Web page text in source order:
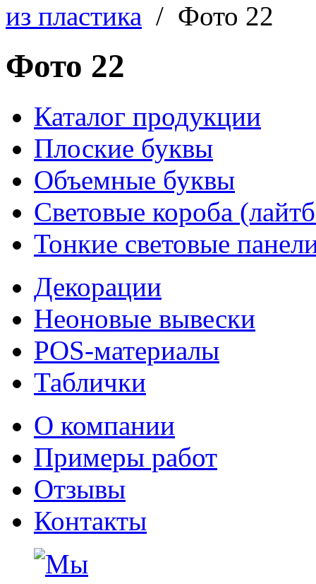
из пластика / Фото 22
Фото 22
Каталог продукции
Плоские буквы
Объемные буквы
Световые короба
Тонкие световые
Декорации
Неоновые вывески
POS-материалы
Таблички
О компании
Примеры работ
Отзывы
Контакты